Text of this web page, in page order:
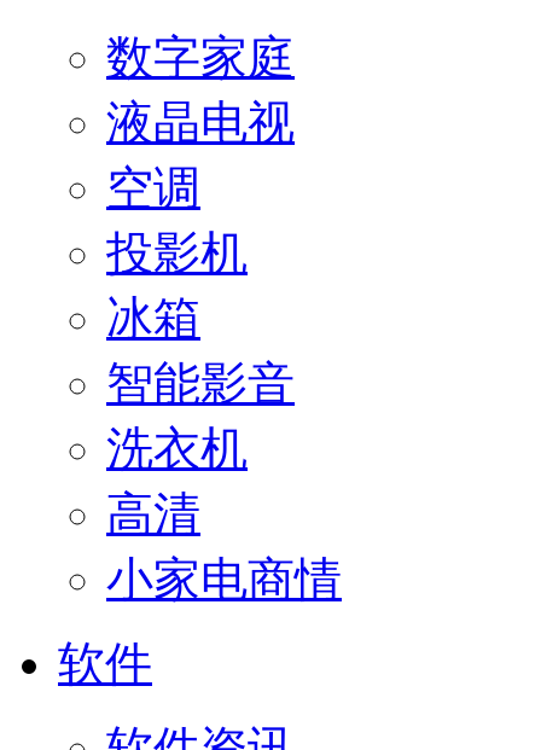
数字家庭
液晶电视
空调
投影机
冰箱
智能影音
洗衣机
高清
小家电商情
软件